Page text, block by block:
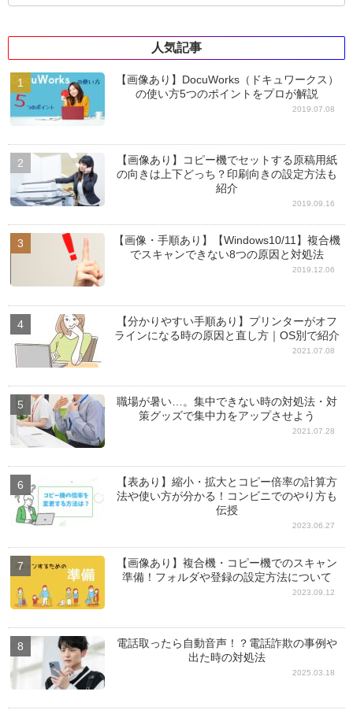
人気記事
【画像あり】DocuWorks（ドキュワークス）
の使い方5つのポイントをプロが解説
2019.07.08
【画像あり】コピー機でセットする原稿用紙
の向きは上下どっち？印刷向きの設定方法も
紹介
2019.09.16
【画像・手順あり】【Windows10/11】複合機
でスキャンできない8つの原因と対処法
2019.12.06
【分かりやすい手順あり】プリンターがオフ
ラインになる時の原因と直し方｜OS別で紹介
2021.07.08
職場が暑い…。集中できない時の対処法・対
策グッズで集中力をアップさせよう
2021.07.28
【表あり】縮小・拡大とコピー倍率の計算方
法や使い方が分かる！コンビニでのやり方も
伝授
2023.06.27
【画像あり】複合機・コピー機でのスキャン
準備！フォルダや登録の設定方法について
2023.09.12
電話取ったら自動音声！？電話詐欺の事例や
出た時の対処法
2025.03.18